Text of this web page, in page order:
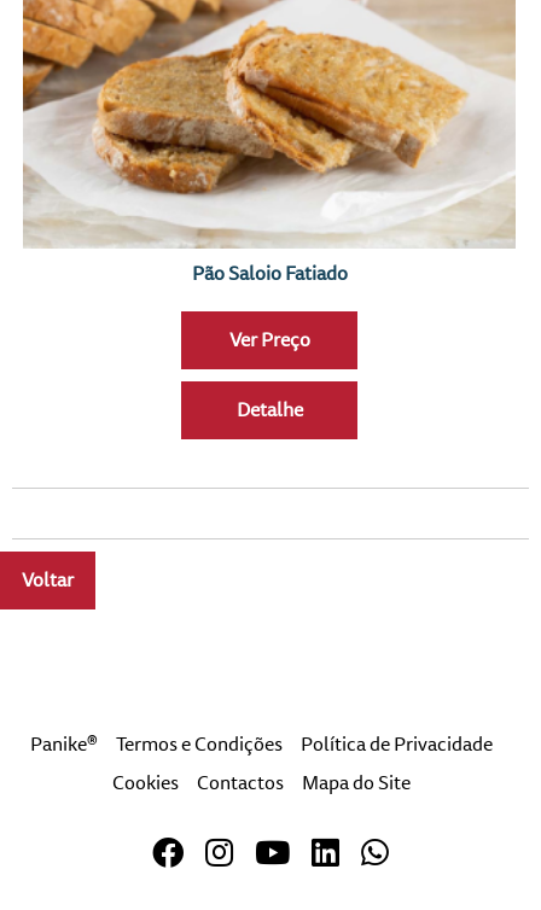
Pão Saloio Fatiado
Ver Preço
Detalhe
Voltar
Panike® Termos e Condições
Política de Privacidade
Cookies
Contactos Mapa do Site